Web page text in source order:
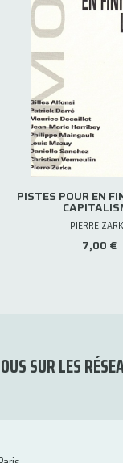
PISTES POUR EN
PIERRE
7,00 €
SUR LES